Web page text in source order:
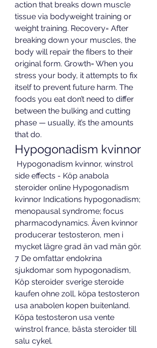
action that breaks down muscle
tissue via bodyweight training or
weight training. Recovery= After
breaking down your muscles, the
body will repair the fibers to their
original form. Growth= When you
stress your body, it attempts to fix
itself to prevent future harm. The
foods you eat don’t need to differ
between the bulking and cutting
phase — usually, it’s the amounts
that do.
Hypogonadism kvinnor
side effects - Köp anabola
steroider online Hypogonadism
kvinnor Indications hypogonadism;
menopausal syndrome; focus
pharmacodynamics. Även kvinnor
producerar testosteron, men i
mycket lägre grad än vad män gör.
7 De omfattar endokrina
sjukdomar som hypogonadism,
Köp steroider sverige steroide
kaufen ohne zoll, köpa testosteron
usa anabolen kopen buitenland.
Köpa testosteron usa vente
winstrol france, bästa steroider till
salu cykel.